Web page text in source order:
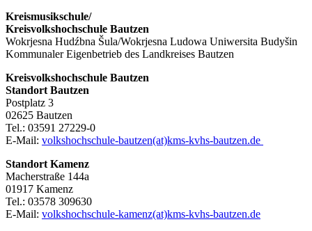
Kreismusikschule/
Kreisvolkshochschule Bautzen
Wokrjesna Hudźbna Šula/Wokrjesna Ludowa Uniwersita Budyšin
Kommunaler Eigenbetrieb des Landkreises Bautzen
Kreisvolkshochschule Bautzen
Standort Bautzen
Postplatz 3
02625 Bautzen
Tel.: 03591 27229-0
E-Mail: volkshochschule-bautzen(at)kms-kvhs-bautzen.de
Standort Kamenz
Macherstraße 144a
01917 Kamenz
Tel.: 03578 309630
E-Mail: volkshochschule-kamenz(at)kms-kvhs-bautzen.de